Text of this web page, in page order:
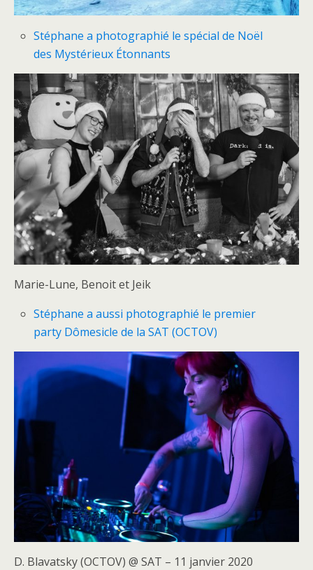
Stéphane a photographié le spécial de Noël
des Mystérieux Étonnants
Marie-Lune, Benoit et Jeik
Stéphane a aussi photographié le premier
party Dômesicle de la SAT (OCTOV)
D. Blavatsky (OCTOV) @ SAT – 11 janvier 2020